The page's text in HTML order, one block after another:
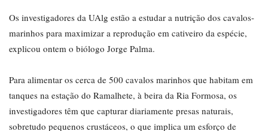
Os investigadores da UAlg estão a estudar a nutrição dos cavalos-
marinhos para maximizar a reprodução em cativeiro da espécie,
explicou ontem o biólogo Jorge Palma.
Para alimentar os cerca de 500 cavalos marinhos que habitam em
tanques na estação do Ramalhete, à beira da Ria Formosa, os
investigadores têm que capturar diariamente presas naturais,
sobretudo pequenos crustáceos, o que implica um esforço de